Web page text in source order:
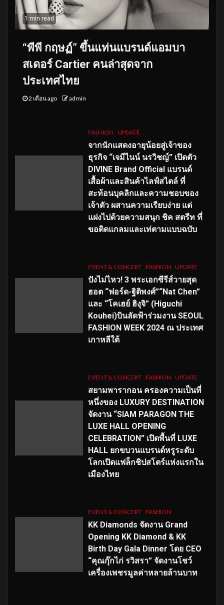
1 min read
“พีพี กฤษฏ์” ขึ้นแท่นแบรนด์แอมบา
สเดอร์ Cartier คนล่าสุดจาก
ประเทศไทย
2 เดือน ago admin
FASHION UPDATE
จากนักแสดงอายุน้อยสู่เจ้าของ
ธุรกิจ “เจมีไนน์ นรวิชญ์” เปิดตัว
DIVINE Brand Official แบรนด์
เสื้อผ้าและสินค้าไลฟ์สไตล์ ที่
สะท้อนบุคลิกและความชอบของ
เจ้าตัว ผสานความเรียบง่าย แต่
แฝงไปด้วยความสนุก ชิค สตรีท ที่
ขอติดแกลมและเท่ตามแบบฉบับ
EVENT & CONCERT FASHION UPDATE
ปังไม่ไหว! 3 พระเอกซีรีส์วายสุด
ฮอต “ฟอร์ด-ฐิติพงศ์”“Nat Chen”
และ “โคเฮย์ ฮิงุจิ” (Higuchi
Kouhei)บินลัดฟ้าร่วมงาน SEOUL
FASHION WEEK 2024 ณ ประเทศ
เกาหลีใต้
EVENT & CONCERT FASHION UPDATE
สยามพารากอน ครองความเป็นที่
หนึ่งของ LUXURY DESTINATION
จัดงาน “SIAM PARAGON THE
LUXE HALL OPENING
CELEBRATION” เปิดพื้นที่ LUXE
HALL ยกขบวนแบรนด์หรูระดับ
โลกเปิดแฟล็กชิปสโตร์แห่งแรกใน
เมืองไทย
EVENT & CONCERT FASHION
KK Diamonds จัดงาน Grand
Opening KK Diamond & KK
Birth Day Gala Dinner โดย CEO
“คุณกุ๊กไก่ รวิสรา” จัดงานโชว์
เครื่องเพชรมูลค่าหลายล้านบาท